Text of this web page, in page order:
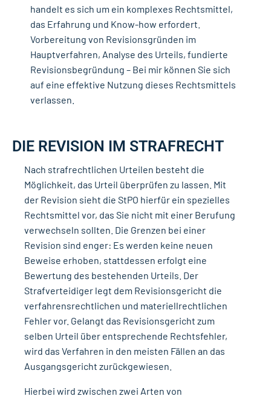
handelt es sich um ein komplexes Rechtsmittel,
das Erfahrung und Know-how erfordert.
Vorbereitung von Revisionsgründen im
Hauptverfahren, Analyse des Urteils, fundierte
Revisionsbegründung – Bei mir können Sie sich
auf eine effektive Nutzung dieses Rechtsmittels
verlassen.
DIE REVISION IM STRAFRECHT
Nach strafrechtlichen Urteilen besteht die
Möglichkeit, das Urteil überprüfen zu lassen. Mit
der Revision sieht die StPO hierfür ein spezielles
Rechtsmittel vor, das Sie nicht mit einer Berufung
verwechseln sollten. Die Grenzen bei einer
Revision sind enger: Es werden keine neuen
Beweise erhoben, stattdessen erfolgt eine
Bewertung des bestehenden Urteils. Der
Strafverteidiger legt dem Revisionsgericht die
verfahrensrechtlichen und materiellrechtlichen
Fehler vor. Gelangt das Revisionsgericht zum
selben Urteil über entsprechende Rechtsfehler,
wird das Verfahren in den meisten Fällen an das
Ausgangsgericht zurückgewiesen.
Hierbei wird zwischen zwei Arten von